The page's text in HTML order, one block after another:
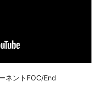
ネントFOC/End